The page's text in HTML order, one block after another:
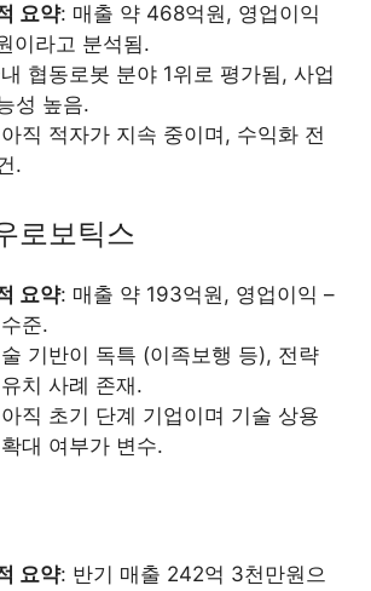
요약: 매출 약 468억원, 영업이익
이라고 분석됨.
협동로봇 분야 1위로 평가됨, 사업
성 높음.
직 적자가 지속 중이며, 수익화 전
.
로보틱스
요약: 매출 약 193억원, 영업이익 –
준.
기반이 독특 (이족보행 등), 전략
치 사례 존재.
직 초기 단계 기업이며 기술 상용
대 여부가 변수.
요약: 반기 매출 242억 3천만원으